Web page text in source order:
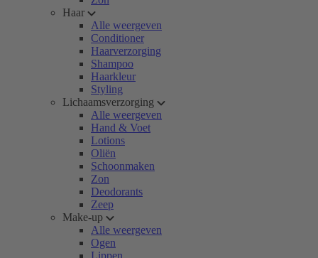
Haar
Alle weergeven
Conditioner
Haarverzorging
Shampoo
Haarkleur
Styling
Lichaamsverzorging
Alle weergeven
Hand & Voet
Lotions
Oliën
Schoonmaken
Zon
Deodorants
Zeep
Make-up
Alle weergeven
Ogen
Lippen